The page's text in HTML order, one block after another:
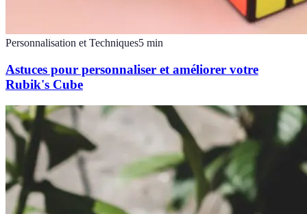
Personnalisation et Techniques5 min
Astuces pour personnaliser et améliorer votre
Rubik's Cube